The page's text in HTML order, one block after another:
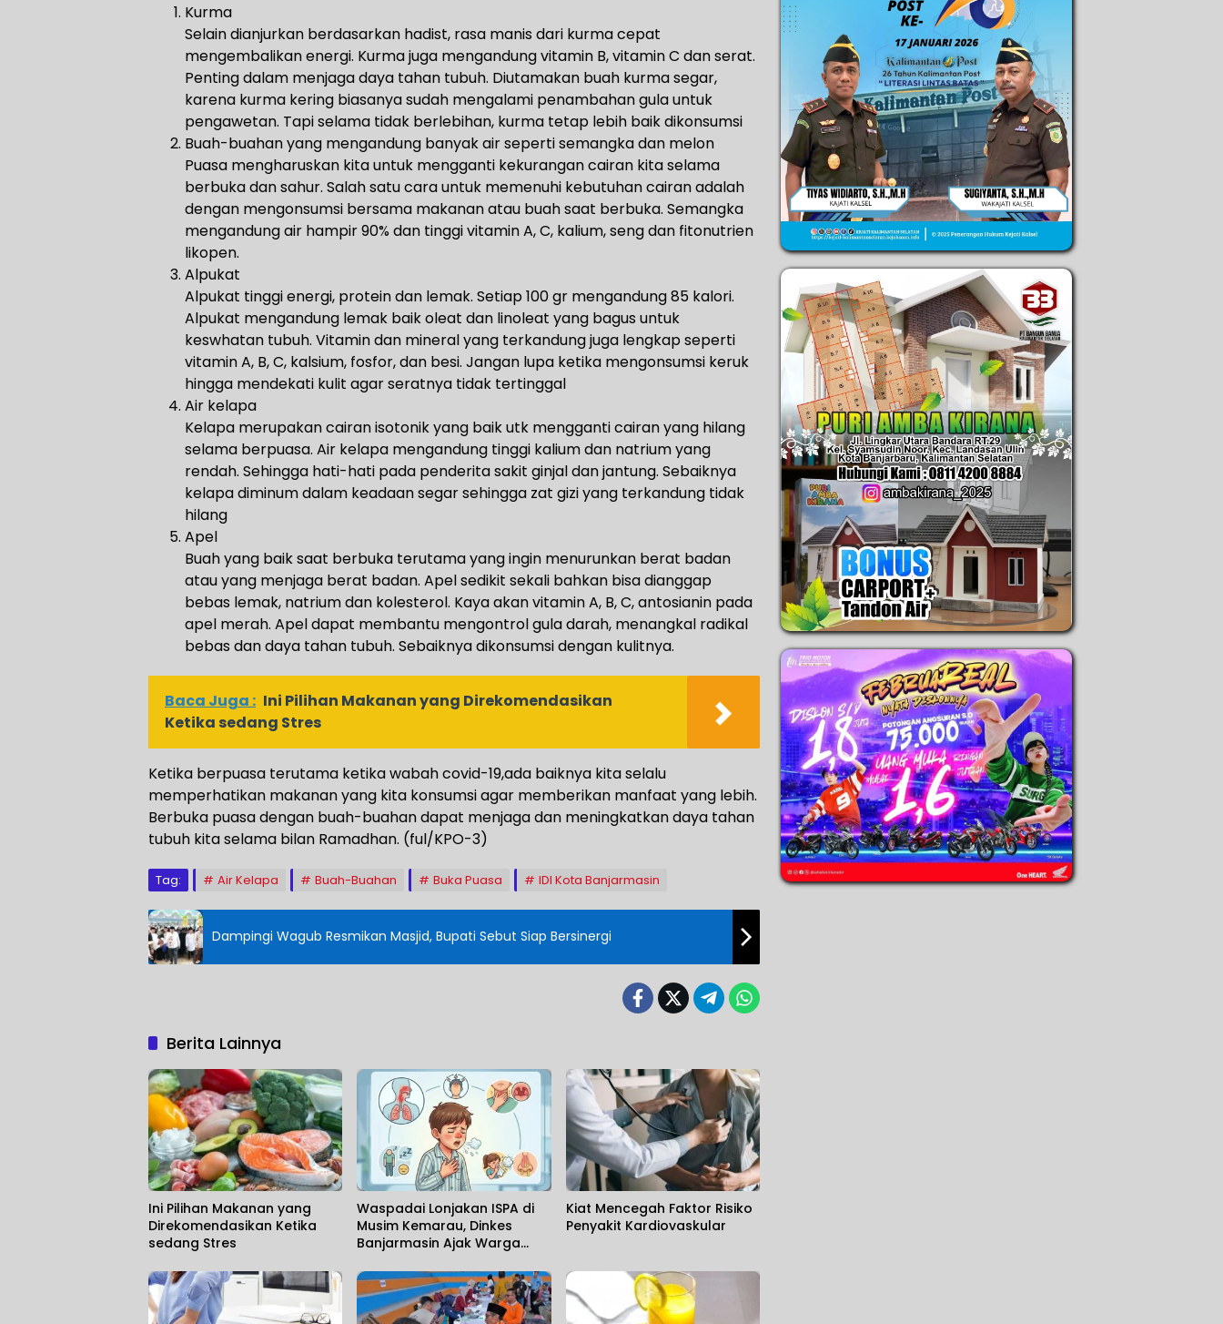
Kurma
Selain dianjurkan berdasarkan hadist, rasa manis dari kurma cepat
mengembalikan energi. Kurma juga mengandung vitamin B, vitamin C dan serat.
Penting dalam menjaga daya tahan tubuh. Diutamakan buah kurma segar,
karena kurma kering biasanya sudah mengalami penambahan gula untuk
pengawetan. Tapi selama tidak berlebihan, kurma tetap lebih baik dikonsumsi
Buah-buahan yang mengandung banyak air seperti semangka dan melon
Puasa mengharuskan kita untuk mengganti kekurangan cairan kita selama
berbuka dan sahur. Salah satu cara untuk memenuhi kebutuhan cairan adalah
dengan mengonsumsi bersama makanan atau buah saat berbuka. Semangka
mengandung air hampir 90% dan tinggi vitamin A, C, kalium, seng dan fitonutrien
likopen.
Alpukat
Alpukat tinggi energi, protein dan lemak. Setiap 100 gr mengandung 85 kalori.
Alpukat mengandung lemak baik oleat dan linoleat yang bagus untuk
keswhatan tubuh. Vitamin dan mineral yang terkandung juga lengkap seperti
vitamin A, B, C, kalsium, fosfor, dan besi. Jangan lupa ketika mengonsumsi keruk
hingga mendekati kulit agar seratnya tidak tertinggal
Air kelapa
Kelapa merupakan cairan isotonik yang baik utk mengganti cairan yang hilang
selama berpuasa. Air kelapa mengandung tinggi kalium dan natrium yang
rendah. Sehingga hati-hati pada penderita sakit ginjal dan jantung. Sebaiknya
kelapa diminum dalam keadaan segar sehingga zat gizi yang terkandung tidak
hilang
Apel
Buah yang baik saat berbuka terutama yang ingin menurunkan berat badan
atau yang menjaga berat badan. Apel sedikit sekali bahkan bisa dianggap
bebas lemak, natrium dan kolesterol. Kaya akan vitamin A, B, C, antosianin pada
apel merah. Apel dapat membantu mengontrol gula darah, menangkal radikal
bebas dan daya tahan tubuh. Sebaiknya dikonsumsi dengan kulitnya.
Baca Juga : Ini Pilihan Makanan yang Direkomendasikan
Ketika sedang Stres
Ketika berpuasa terutama ketika wabah covid-19,ada baiknya kita selalu
memperhatikan makanan yang kita konsumsi agar memberikan manfaat yang lebih.
Berbuka puasa dengan buah-buahan dapat menjaga dan meningkatkan daya tahan
tubuh kita selama bilan Ramadhan. (ful/KPO-3)
Tag: Air Kelapa Buah-Buahan Buka Puasa IDI Kota Banjarmasin
Dampingi Wagub Resmikan Masjid, Bupati Sebut Siap Bersinergi
Berita Lainnya
Ini Pilihan Makanan yang
Direkomendasikan Ketika
sedang Stres
Waspadai Lonjakan ISPA di
Musim Kemarau, Dinkes
Banjarmasin Ajak Warga
Kiat Mencegah Faktor Risiko
Penyakit Kardiovaskular